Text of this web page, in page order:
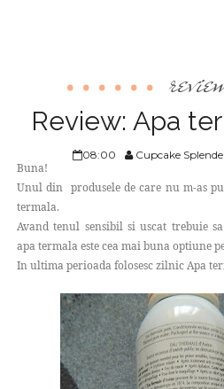
Review: Apa
08:00 Cupcake
Buna!
Unul din produsele de care nu m-as
termala.
Avand tenul sensibil si uscat trebuie
apa termala este cea mai buna optiune
In ultima perioada folosesc zilnic Apa